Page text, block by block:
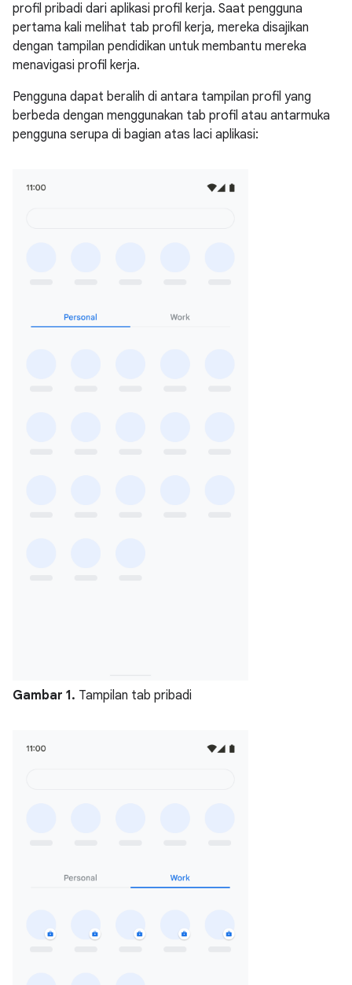
profil pribadi dari aplikasi profil kerja. Saat pengguna
pertama kali melihat tab profil kerja, mereka disajikan
dengan tampilan pendidikan untuk membantu mereka
menavigasi profil kerja.
Pengguna dapat beralih di antara tampilan profil yang
berbeda dengan menggunakan tab profil atau antarmuka
pengguna serupa di bagian atas laci aplikasi:
Gambar 1. Tampilan tab pribadi